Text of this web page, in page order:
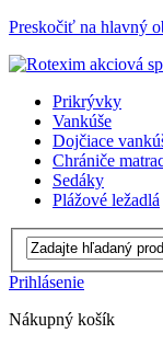
Preskočiť na hlavný
Prikrývky
Vankúše
Dojčiace
Chrániče
Sedáky
Plážové ležadlá
Prihlásenie
Nákupný košík